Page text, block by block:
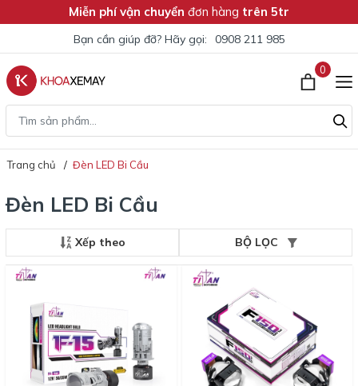
Miễn phí vận chuyển đơn hàng trên 5tr
Bạn cần giúp đỡ? Hãy gọi: 0908 211 985
0
Trang chủ Đèn LED Bi Cầu
Đèn LED Bi Cầu
Xếp theo BỘ LỌC